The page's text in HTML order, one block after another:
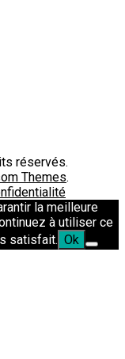
réservés.
Themes.
la meilleure
à utiliser ce
satisfait. Ok